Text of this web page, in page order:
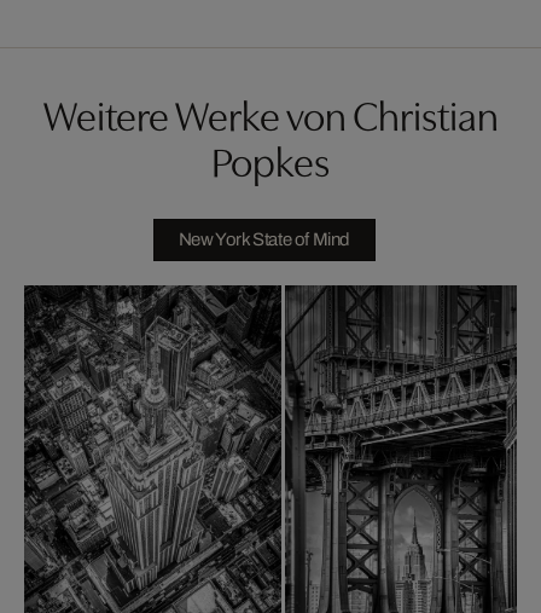
Weitere Werke von Christian
Popkes
New York State of Mind